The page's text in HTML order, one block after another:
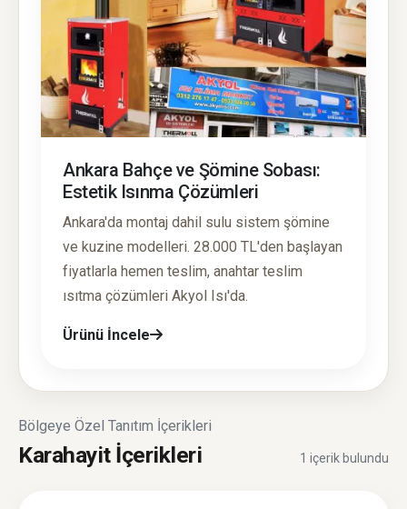
Ankara Bahçe ve Şömine Sobası:
Estetik Isınma Çözümleri
Ankara'da montaj dahil sulu sistem şömine
ve kuzine modelleri. 28.000 TL'den başlayan
fiyatlarla hemen teslim, anahtar teslim
ısıtma çözümleri Akyol Isı'da.
Ürünü İncele
Bölgeye Özel Tanıtım İçerikleri
Karahayit İçerikleri 1 içerik bulundu